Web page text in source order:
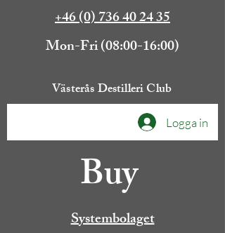
+46 (0) 736 40 24 35
Mon-Fri (08:00-16:00)
Västerås Destilleri Club
Logga in
Buy
Systembolaget